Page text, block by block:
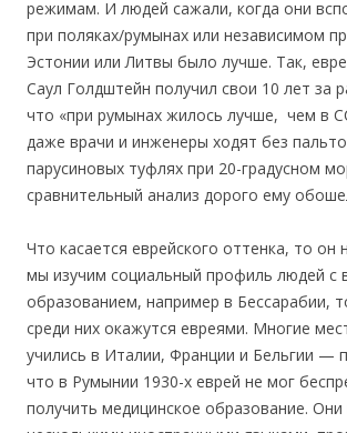
режимам. И людей сажали, когда они
при поляках/румынах или независимом
Эстонии или Литвы было лучше. Так,
Саул Голдштейн получил свои 10 лет за
что «при румынах жилось лучше, чем в
даже врачи и инженеры ходят без
парусиновых туфлях при 20-градусном
сравнительный анализ дорого ему
Что касается еврейского оттенка, то он
мы изучим социальный профиль людей с
образованием, например в Бессарабии,
среди них окажутся евреями. Многие
учились в Италии, Франции и Бельгии —
что в Румынии 1930-х еврей не мог
получить медицинское образование. Они